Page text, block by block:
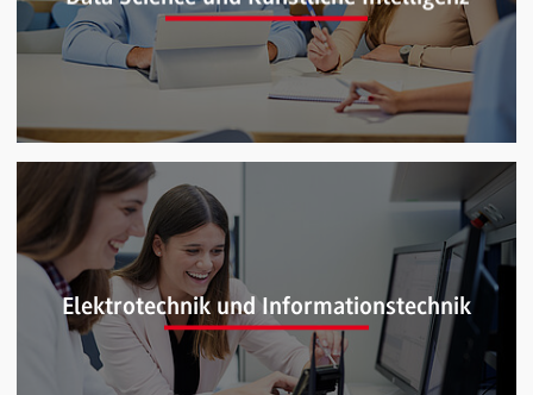
Data Science und Künstliche Intelligenz (B.Sc.)
Elektrotechnik und Informationstechnik